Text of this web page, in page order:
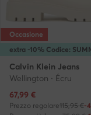
extra -10% Codice:
Occasione
Calvin Klein Jeans
Wellington · Écru
Prezzo attuale
67,99 €
Prezzo regolare115,95 €-